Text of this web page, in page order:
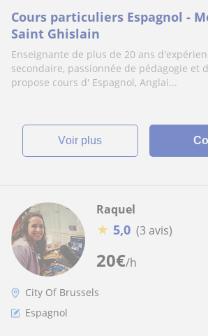
Cours particuliers Espagnol -
Saint Ghislain
Enseignante de plus de 20 ans
secondaire, passionnée de pédagogie et
propose cours d' Espagnol, Anglai...
voir plus
20€/h
Raquel
★ 5,0 (3 avis)
City Of Brussels
Espagnol